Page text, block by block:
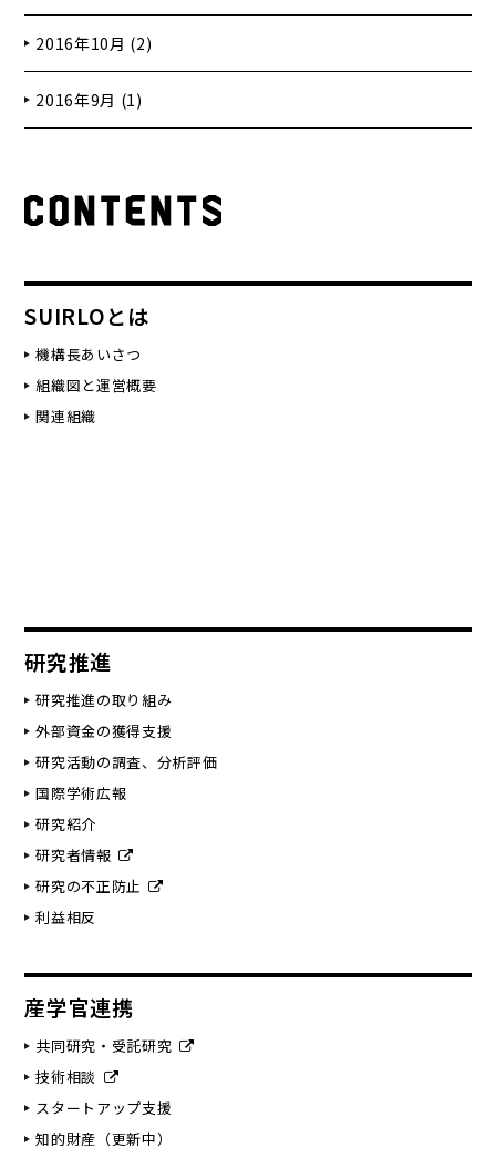
2016年10月 (2)
2016年9月 (1)
SUIRLOとは
機構長あいさつ
組織図と運営概要
関連組織
研究推進
研究推進の取り組み
外部資金の獲得支援
研究活動の調査、分析評価
国際学術広報
研究紹介
研究者情報
研究の不正防止
利益相反
産学官連携
共同研究・受託研究
技術相談
スタートアップ支援
知的財産（更新中）